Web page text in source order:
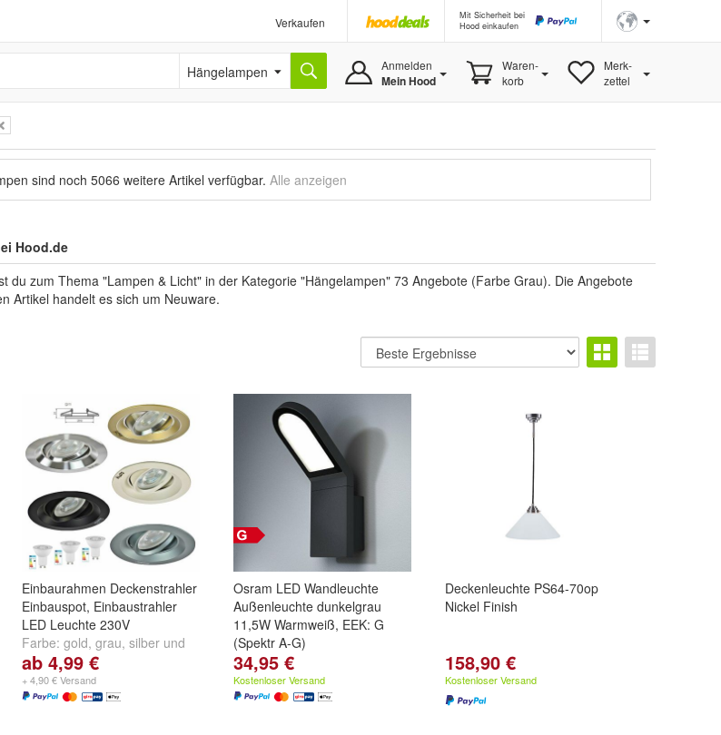
Verkaufen
Mit Sicherheit bei
Hood einkaufen
Hängelampen Anmelden
Mein Hood
Waren-
korb
Merk-
zettel
sind noch 5066 weitere Artikel verfügbar. Alle anzeigen
Hood.de
du zum Thema "Lampen & Licht" in der Kategorie "Hängelampen" 73 Angebote (Farbe Grau). Die Angebote
Artikel handelt es sich um Neuware.
Einbaurahmen Deckenstrahler
Einbauspot, Einbaustrahler
LED Leuchte 230V
Farbe: gold, grau, silber und
weitere ...
ab 4,99 €
+ 4,90 € Versand
Osram LED Wandleuchte
Außenleuchte dunkelgrau
11,5W Warmweiß, EEK: G
(Spektr A-G)
34,95 €
Kostenloser Versand
Deckenleuchte PS64-70op
Nickel Finish
158,90 €
Kostenloser Versand